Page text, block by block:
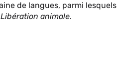
de langues, parmi lesquels
animale.